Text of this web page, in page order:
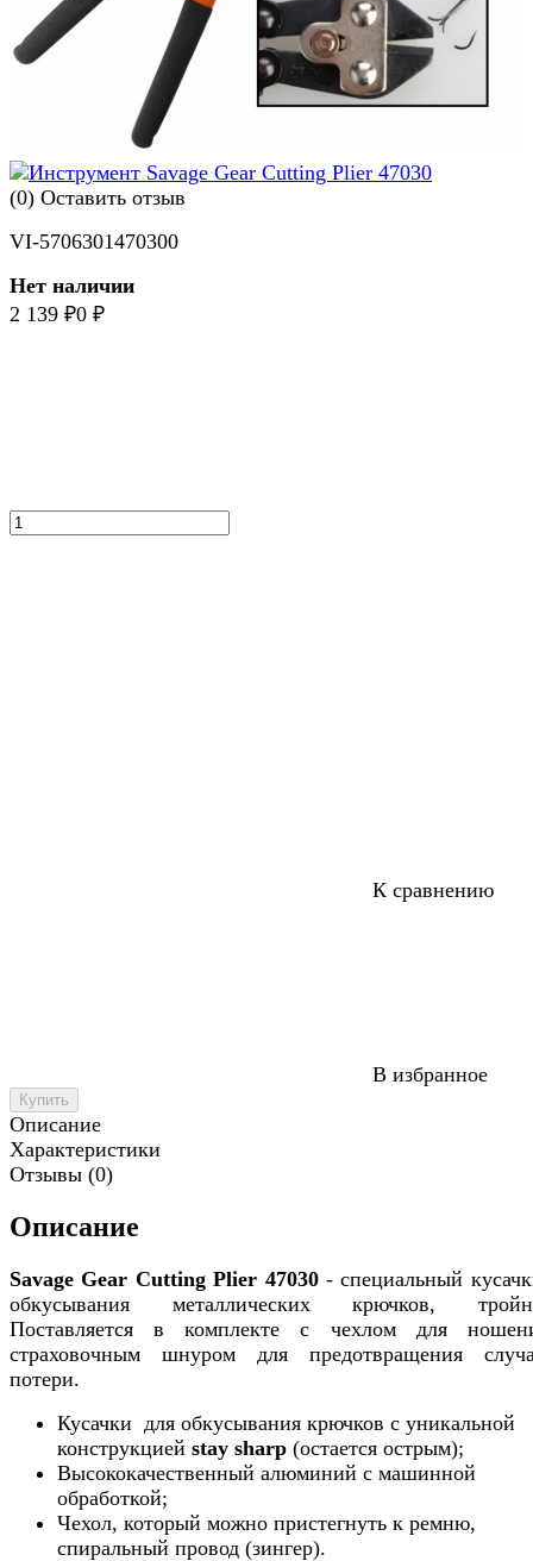
(0) Оставить отзыв
VI-5706301470300
Нет наличии
2 139 ₽0 ₽
К сравнению
В избранное
Купить
Описание
Характеристики
Отзывы (0)
Описание
Savage Gear Cutting Plier 47030- специальный
обкусывания металлических крючков,
Поставляется в комплекте с чехлом для
страховочным шнуром для предотвращения
потери.
Кусачки для обкусывания крючков с уникальной
конструкцией stay sharp (остается острым);
Высококачественный алюминий с машинной
обработкой;
Чехол, который можно пристегнуть к ремню,
спиральный провод (зингер).